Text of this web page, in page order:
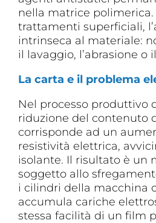
nella matrice polimerica.
trattamenti superficiali,
intrinseca al materiale:
il lavaggio, l’abrasione o
La carta e il problema
Nel processo produttivo
riduzione del contenuto
corrisponde ad un
resistività elettrica,
isolante. Il risultato è un
soggetto allo
i cilindri della macchina
accumula cariche
stessa facilità di un film